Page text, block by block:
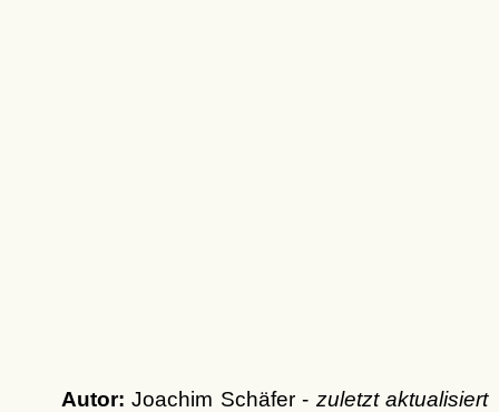
Autor: Joachim Schäfer - zuletzt aktualisiert